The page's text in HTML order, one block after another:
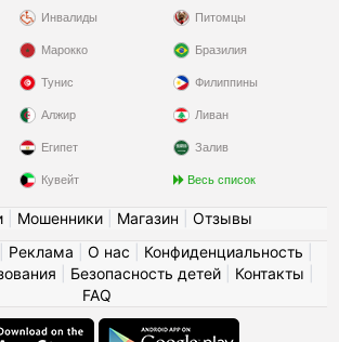
Инвалиды Питомцы
Марокко
Тунис
Алжир
Египет
Кувейт
Бразилия
Филиппины
Ливан
Залив
Весь список
| Мошенники| Магазин
Отзывы
Реклама О нас Конфиденциальность
Безопасность детей| Контакты
FAQ